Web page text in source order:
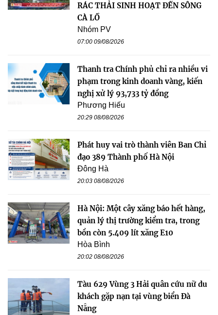
RÁC THẢI SINH HOẠT ĐẾN SÔNG
CÀ LỒ
Nhóm PV
07:00 09/08/2026
Thanh tra Chính phủ chỉ ra nhiều vi
phạm trong kinh doanh vàng, kiến
nghị xử lý 93,733 tỷ đồng
Phương Hiếu
20:29 08/08/2026
Phát huy vai trò thành viên Ban Chỉ
đạo 389 Thành phố Hà Nội
Đông Hà
20:03 08/08/2026
Hà Nội: Một cây xăng báo hết hàng,
quản lý thị trường kiểm tra, trong
bồn còn 5.409 lít xăng E10
Hòa Bình
20:02 08/08/2026
Tàu 629 Vùng 3 Hải quân cứu nữ du
khách gặp nạn tại vùng biển Đà
Nẵng